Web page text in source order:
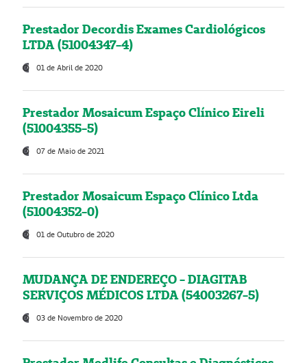
Prestador Decordis Exames Cardiológicos
LTDA (51004347-4)
01 de Abril de 2020
Prestador Mosaicum Espaço Clínico Eireli
(51004355-5)
07 de Maio de 2021
Prestador Mosaicum Espaço Clínico Ltda
(51004352-0)
01 de Outubro de 2020
MUDANÇA DE ENDEREÇO - DIAGITAB
SERVIÇOS MÉDICOS LTDA (54003267-5)
03 de Novembro de 2020